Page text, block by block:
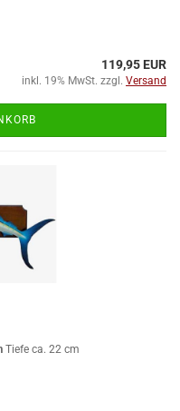
119,95 EUR
inkl. 19% MwSt. zzgl. Versand
Tiefe ca. 22 cm